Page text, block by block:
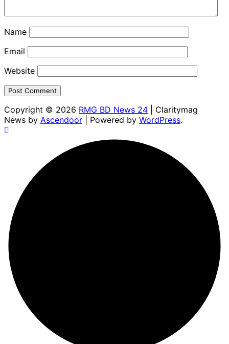
Name
Email
Website
Copyright © 2026 RMG BD News 24 | Claritymag
News by Ascendoor | Powered by WordPress.